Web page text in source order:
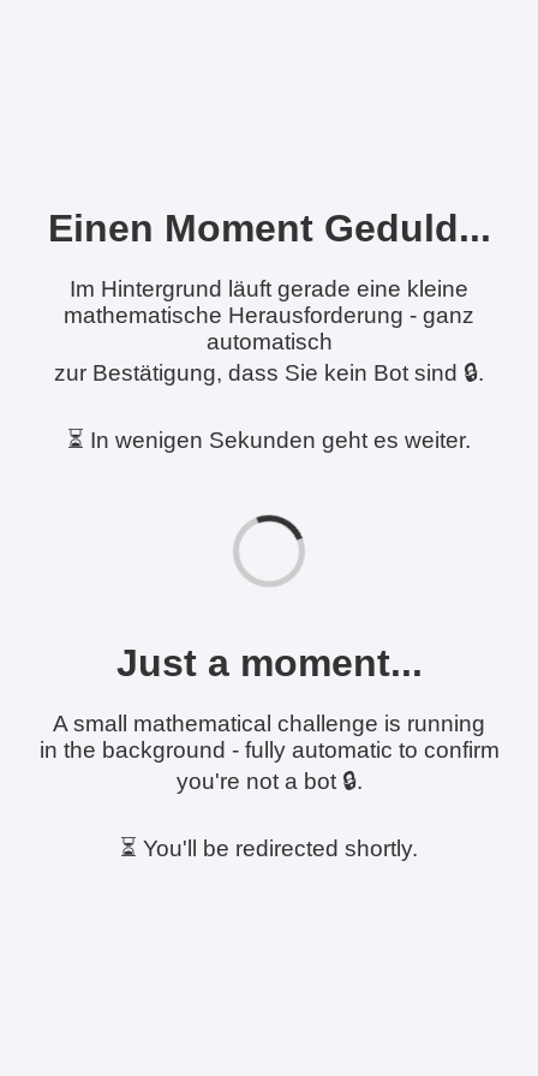
Einen Moment Geduld...
Im Hintergrund läuft gerade eine kleine
mathematische Herausforderung - ganz
automatisch
zur Bestätigung, dass Sie kein Bot sind 🔒.
⏳ In wenigen Sekunden geht es weiter.
Just a moment...
A small mathematical challenge is running
in the background - fully automatic to confirm
you're not a bot 🔒.
⏳ You'll be redirected shortly.